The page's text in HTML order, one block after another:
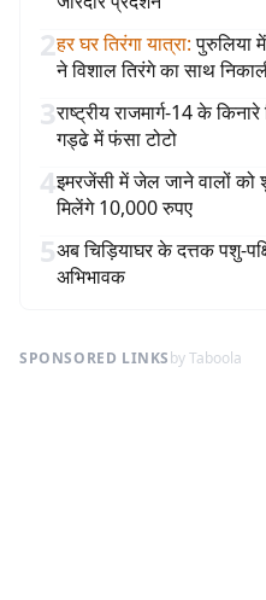
2हर घर तिरंगा यात्रा: पुरुलिया
ने विशाल तिरंगे का साथ
3राष्ट्रीय राजमार्ग-14 के
गड्ढे में फंसा टोटो
4इमरजेंसी में जेल जाने वालों को
मिलेंगे 10,000 रुपए
5अब चिड़ियाघर के दत्तक पशु-
अभिभावक
SPONSORED LINKSby Taboola